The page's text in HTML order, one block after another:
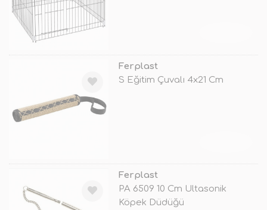
Ferplast
S Eğitim Çuvalı 4x21 Cm
Ferplast
PA 6509 10 Cm Ultasonik
Köpek Düdüğü